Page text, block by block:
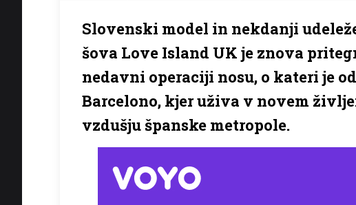
Slovenski model in nekdanji
šova Love Island UK je znova
nedavni operaciji nosu, o kateri je
Barcelono, kjer uživa v novem
vzdušju španske metropole.